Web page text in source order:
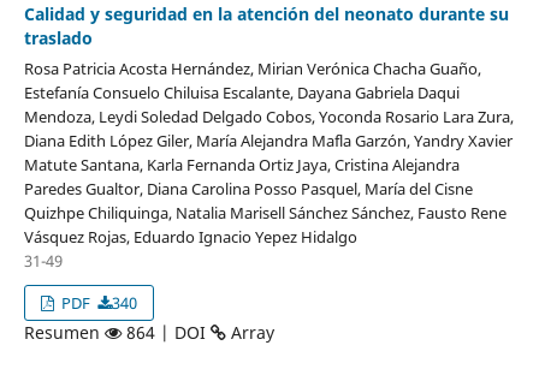
Calidad y seguridad en la atención del neonato durante su
traslado
Rosa Patricia Acosta Hernández, Mirian Verónica Chacha Guaño,
Estefanía Consuelo Chiluisa Escalante, Dayana Gabriela Daqui
Mendoza, Leydi Soledad Delgado Cobos, Yoconda Rosario Lara Zura,
Diana Edith López Giler, María Alejandra Mafla Garzón, Yandry Xavier
Matute Santana, Karla Fernanda Ortiz Jaya, Cristina Alejandra
Paredes Gualtor, Diana Carolina Posso Pasquel, María del Cisne
Quizhpe Chiliquinga, Natalia Marisell Sánchez Sánchez, Fausto Rene
Vásquez Rojas, Eduardo Ignacio Yepez Hidalgo
31-49
PDF
340
Resumen 864 | DOI Array